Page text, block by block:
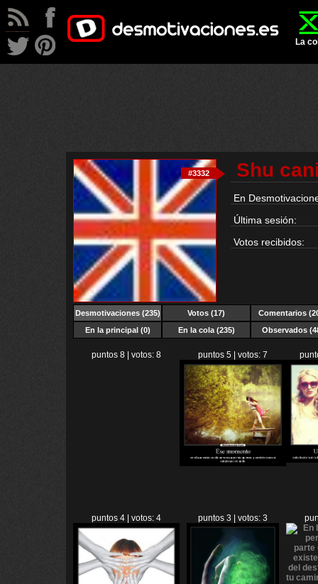
La
#3332 Shu
En
Última sesión:
Votos recibidos:
Desmotivaciones(235) Votos (17)
Comentarios
En la principal (0)
En la cola (235) Observados
puntos 8 | votos: 8 puntos 5 | votos: 7
puntos 4 | votos: 4 puntos 3 | votos: 3